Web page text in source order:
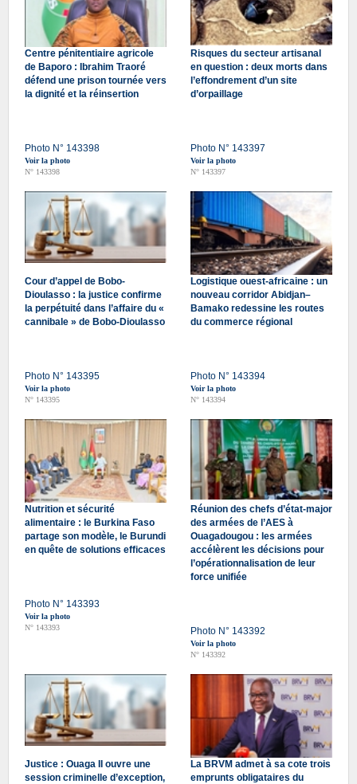
Centre pénitentiaire agricole
de Baporo : Ibrahim Traoré
défend une prison tournée vers
la dignité et la réinsertion
Photo N° 143398
Voir la photo
N° 143398
Risques du secteur artisanal
en question : deux morts dans
l’effondrement d’un site
d’orpaillage
Photo N° 143397
Voir la photo
N° 143397
Cour d’appel de Bobo-
Dioulasso : la justice confirme
la perpétuité dans l’affaire du «
cannibale » de Bobo-Dioulasso
Photo N° 143395
Voir la photo
N° 143395
Logistique ouest-africaine : un
nouveau corridor Abidjan–
Bamako redessine les routes
du commerce régional
Photo N° 143394
Voir la photo
N° 143394
Nutrition et sécurité
alimentaire : le Burkina Faso
partage son modèle, le Burundi
en quête de solutions efficaces
Photo N° 143393
Voir la photo
N° 143393
Réunion des chefs d’état-major
des armées de l’AES à
Ouagadougou : les armées
accélèrent les décisions pour
l’opérationnalisation de leur
force unifiée
Photo N° 143392
Voir la photo
N° 143392
Justice : Ouaga II ouvre une
session criminelle d’exception,
La BRVM admet à sa cote trois
emprunts obligataires du